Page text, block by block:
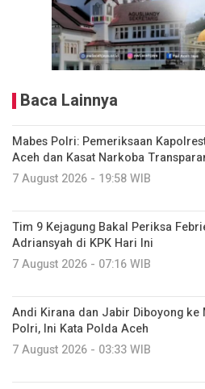
Baca Lainnya
Mabes Polri: Pemeriksaan
Aceh dan Kasat Narkoba
7 August 2026 - 19:58 WIB
Tim 9 Kejagung Bakal Periksa
Adriansyah di KPK Hari Ini
7 August 2026 - 07:16 WIB
Andi Kirana dan Jabir Diboyong ke
Polri, Ini Kata Polda Aceh
7 August 2026 - 03:33 WIB